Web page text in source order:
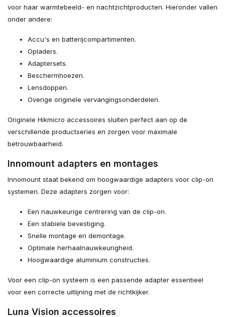
voor haar warmtebeeld- en nachtzichtproducten. Hieronder vallen
onder andere:
Accu's en batterijcompartimenten.
Opladers.
Adaptersets.
Beschermhoezen.
Lensdoppen.
Overige originele vervangingsonderdelen.
Originele Hikmicro accessoires sluiten perfect aan op de
verschillende productseries en zorgen voor maximale
betrouwbaarheid.
Innomount adapters en montages
Innomount staat bekend om hoogwaardige adapters voor clip-on
systemen. Deze adapters zorgen voor:
Een nauwkeurige centrering van de clip-on.
Een stabiele bevestiging.
Snelle montage en demontage.
Optimale herhaalnauwkeurigheid.
Hoogwaardige aluminium constructies.
Voor een clip-on systeem is een passende adapter essentieel
voor een correcte uitlijning met de richtkijker.
Luna Vision accessoires